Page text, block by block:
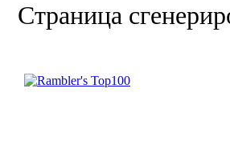
Страница